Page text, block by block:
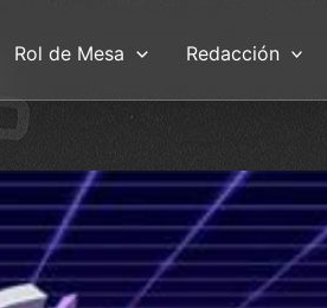
Rol de Mesa Redacción